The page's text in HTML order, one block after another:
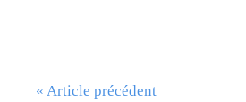
« Article précédent